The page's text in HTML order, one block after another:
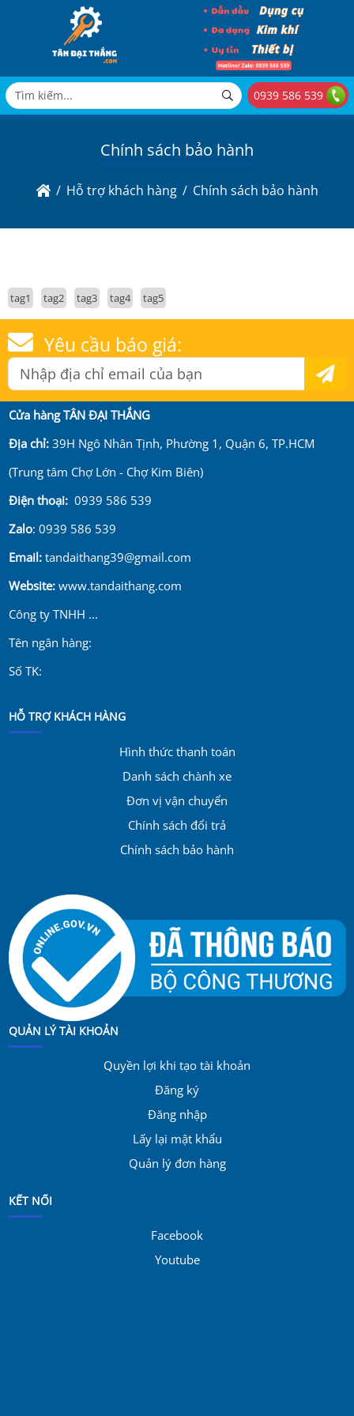
0939 586 539
Chính sách bảo hành
Hỗ trợ khách hàng Chính sách bảo hành
tag1 tag2 tag3 tag4 tag5
Yêu cầu báo giá:
Cửa hàng TÂN ĐẠI THẮNG
Địa chỉ:39H Ngô Nhân Tịnh, Phường 1, Quận 6, TP.HCM
(Trung tâm Chợ Lớn - Chợ Kim Biên)
Điện thoại: 0939 586 539
Zalo: 0939 586 539
Email:tandaithang39@gmail.com
Website:www.tandaithang.com
Công ty TNHH ...
Tên ngân hàng:
Số TK:
HỖ TRỢ KHÁCH HÀNG
Hình thức thanh toán
Danh sách chành xe
Đơn vị vận chuyển
Chính sách đổi trả
Chính sách bảo hành
QUẢN LÝ TÀI KHOẢN
Quyền lợi khi tạo tài khoản
Đăng ký
Đăng nhập
Lấy lại mật khẩu
Quản lý đơn hàng
KẾT NỐI
Facebook
Youtube